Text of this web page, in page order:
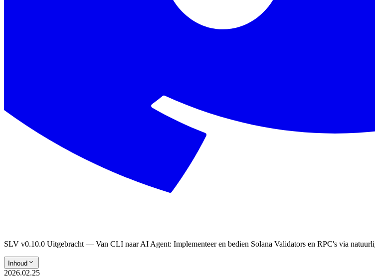
SLV v0.10.0 Uitgebracht — Van CLI naar AI Agent: Implementeer en bedien Solana Validators en RPC's via
Inhoud
2026.02.25